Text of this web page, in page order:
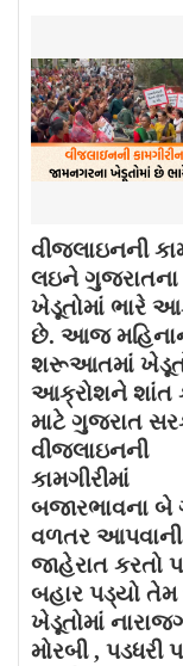
વીજલાઇનની
લઇને ગુજરાતના
ખેડૂતોમાં ભારે
છે. આજ
શરૂઆતમાં
આક્રોશને શાંત
માટે ગુજરાત
વીજલાઇનની
કામગીરીમાં
બજારભાવના બે
વળતર આપવાની
જાહેરાત કરતો
બહાર પડ્યો તેમ
ખેડૂતોમાં
મોરબી , પડધરી